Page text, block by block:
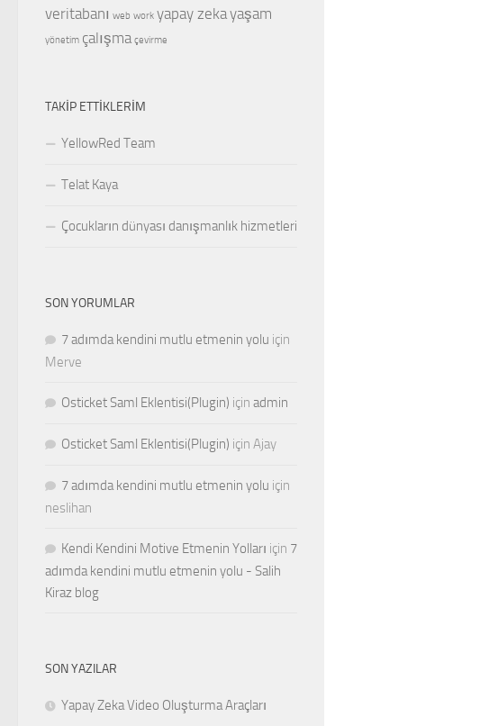
veritabanı web work yapay zekayaşam
yönetim çalışma çevirme
TAKIP ETTIKLERIM
YellowRed Team
Telat Kaya
Çocukların dünyası danışmanlık hizmetleri
SON YORUMLAR
7 adımda kendini mutlu etmenin yolu için
Merve
Osticket Saml Eklentisi(Plugin) için admin
Osticket Saml Eklentisi(Plugin) için Ajay
7 adımda kendini mutlu etmenin yolu için
neslihan
Kendi Kendini Motive Etmenin Yolları için 7
adımda kendini mutlu etmenin yolu - Salih
Kiraz blog
SON YAZILAR
Yapay Zeka Video Oluşturma Araçları